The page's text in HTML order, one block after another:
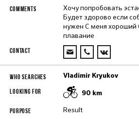
Хочу попробовать
Будет здорово если
нужен С меня хороший
плавание
Vladimir Kryukov
90 km
Result